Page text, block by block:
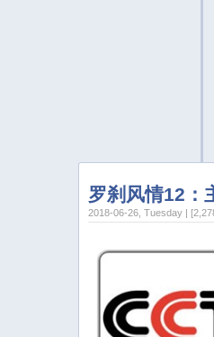
罗刹风情12：
2018-06-26, Tuesday |